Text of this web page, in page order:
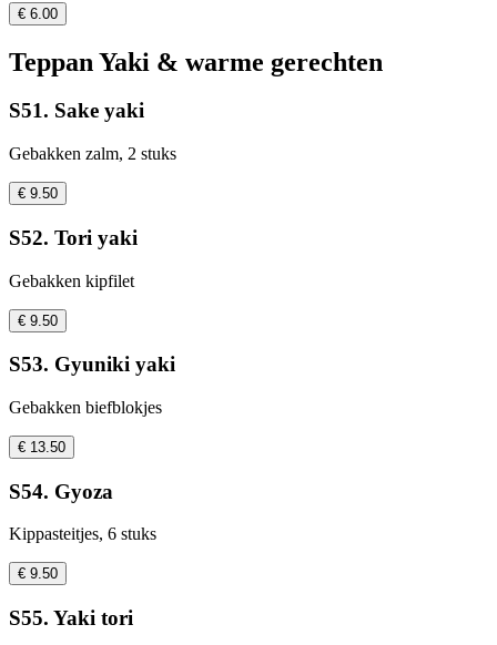
€ 6.00
Teppan Yaki & warme gerechten
S51. Sake yaki
Gebakken zalm, 2 stuks
€ 9.50
S52. Tori yaki
Gebakken kipfilet
€ 9.50
S53. Gyuniki yaki
Gebakken biefblokjes
€ 13.50
S54. Gyoza
Kippasteitjes, 6 stuks
€ 9.50
S55. Yaki tori